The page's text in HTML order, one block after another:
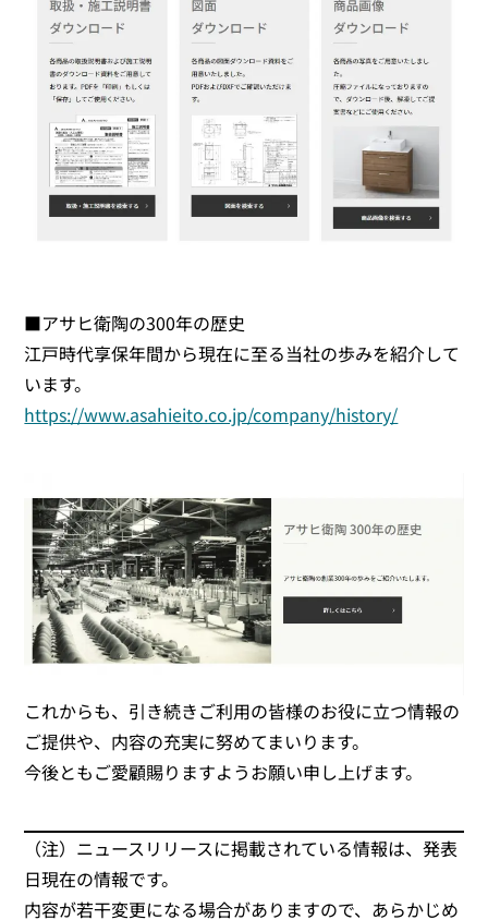
■アサヒ衛陶の300年の歴史
江戸時代享保年間から現在に至る当社の歩みを紹介して
います。
https://www.asahieito.co.jp/company/history/
これからも、引き続きご利用の皆様のお役に立つ情報の
ご提供や、内容の充実に努めてまいります。
今後ともご愛顧賜りますようお願い申し上げます。
（注）ニュースリリースに掲載されている情報は、発表
日現在の情報です。
内容が若干変更になる場合がありますので、あらかじめ